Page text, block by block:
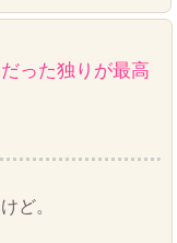
った独りが最高
ど。